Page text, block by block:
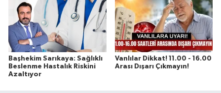
Başhekim Sarıkaya: Sağlıklı
Beslenme Hastalık Riskini
Azaltıyor
Vanlılar Dikkat! 11.00 - 16.00
Arası Dışarı Çıkmayın!